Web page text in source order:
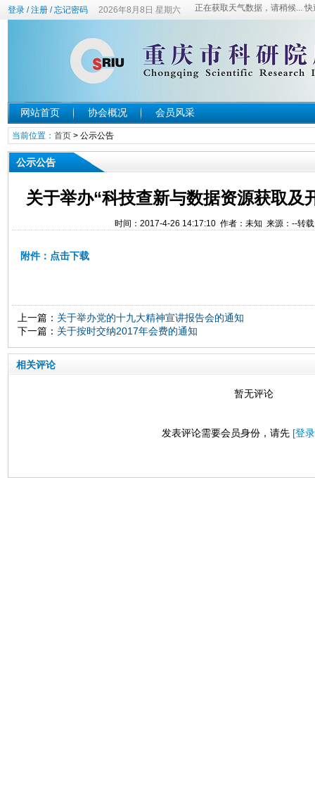
登录/注册/忘记密码 2026年8月8日 星期六
网站首页 协会概况 会员风采
当前位置： 首页> 公示公告
公示公告
关于举办“科技查新与数据资源获取及
时间：2017-4-26 14:17:10 作者：未知 来源：--转
附件：点击下载
上一篇： 关于举办党的十九大精神宣讲报告会的通知
下一篇： 关于按时交纳2017年会费的通知
相关评论
暂无评论
发表评论需要会员身份，请先 [登